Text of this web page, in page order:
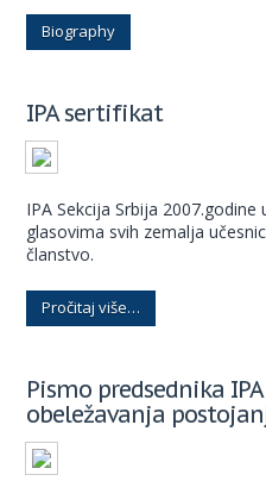
Biography
IPA sertifikat
IPA Sekcija Srbija
glasovima svih zemalja
članstvo.
Pročitaj više…
Pismo predsednika
obeležavanja